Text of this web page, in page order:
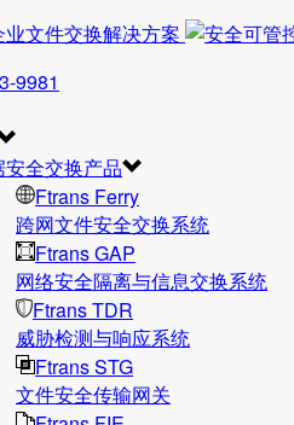
9981
安全交换产品
Ftrans Ferry
跨网文件安全交换系统
Ftrans GAP
网络安全隔离与信息交换系统
Ftrans TDR
威胁检测与响应系统
Ftrans STG
文件安全传输网关